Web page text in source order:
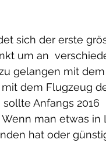
sich der erste
um an
gelangen mit
dem Flugzeug
Anfangs 2016
man etwas in
hat oder